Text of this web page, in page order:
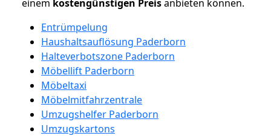
einem kostengünstigen Preisanbieten können.
Entrümpelung
Haushaltsauflösung Paderborn
Halteverbotszone Paderborn
Möbellift Paderborn
Möbeltaxi
Möbelmitfahrzentrale
Umzugshelfer Paderborn
Umzugskartons